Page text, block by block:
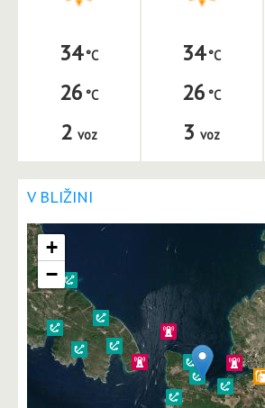
34
26
2 voz
34
26
3 voz
V BLIŽINI
+
−